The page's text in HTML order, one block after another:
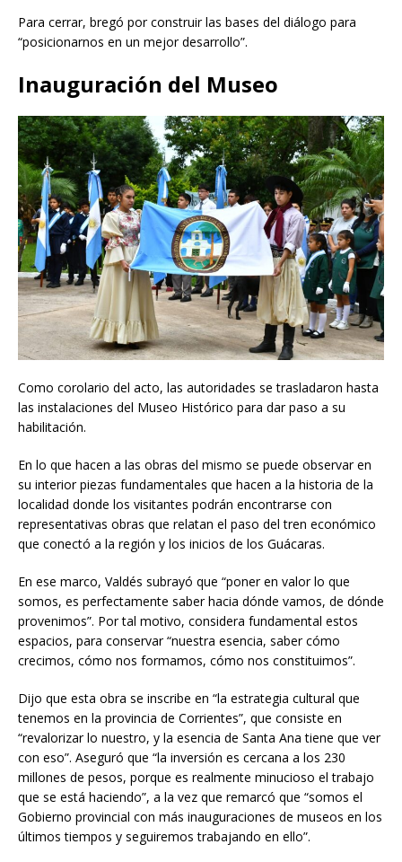
Para cerrar, bregó por construir las bases del diálogo para
“posicionarnos en un mejor desarrollo”.
Inauguración del Museo
Como corolario del acto, las autoridades se trasladaron hasta
las instalaciones del Museo Histórico para dar paso a su
habilitación.
En lo que hacen a las obras del mismo se puede observar en
su interior piezas fundamentales que hacen a la historia de la
localidad donde los visitantes podrán encontrarse con
representativas obras que relatan el paso del tren económico
que conectó a la región y los inicios de los Guácaras.
En ese marco, Valdés subrayó que “poner en valor lo que
somos, es perfectamente saber hacia dónde vamos, de dónde
provenimos”. Por tal motivo, considera fundamental estos
espacios, para conservar “nuestra esencia, saber cómo
crecimos, cómo nos formamos, cómo nos constituimos”.
Dijo que esta obra se inscribe en “la estrategia cultural que
tenemos en la provincia de Corrientes”, que consiste en
“revalorizar lo nuestro, y la esencia de Santa Ana tiene que ver
con eso”. Aseguró que “la inversión es cercana a los 230
millones de pesos, porque es realmente minucioso el trabajo
que se está haciendo”, a la vez que remarcó que “somos el
Gobierno provincial con más inauguraciones de museos en los
últimos tiempos y seguiremos trabajando en ello”.